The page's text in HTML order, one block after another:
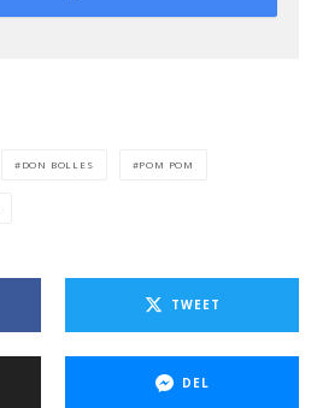
DON BOLLES POM POM
TWEET
DEL